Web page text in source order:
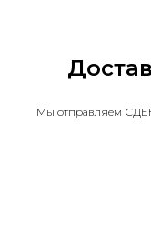
Мы отправляем